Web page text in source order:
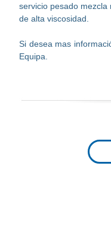
servicio pesado mezcla
de alta viscosidad.
Si desea mas
Equipa.